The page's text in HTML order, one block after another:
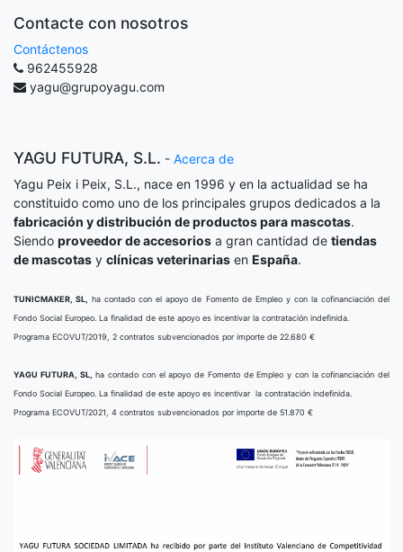
Contacte con nosotros
Contáctenos
962455928
yagu@grupoyagu.com
YAGU FUTURA, S.L. - Acerca de
Yagu Peix i Peix, S.L., nace en 1996 y en la actualidad se ha
constituido como uno de los principales grupos dedicados a la
fabricación y distribución de productos para mascotas.
Siendo proveedor de accesorios a gran cantidad de tiendas
de mascotas y clínicas veterinarias en España.
TUNICMAKER, SL,
ha contado con el apoyo de Fomento de Empleo y con la cofinanciación del
Fondo Social Europeo. La finalidad de este apoyo es incentivar la contratación indefinida.
Programa ECOVUT/2019, 2 contratos subvencionados por importe de 22.680 €
YAGU FUTURA, SL,
ha contado con el apoyo de Fomento de Empleo y con la cofinanciación del
Fondo Social Europeo. La finalidad de este apoyo es incentivar la contratación indefinida.
Programa ECOVUT/2021, 4 contratos subvencionados por importe de 51.870 €